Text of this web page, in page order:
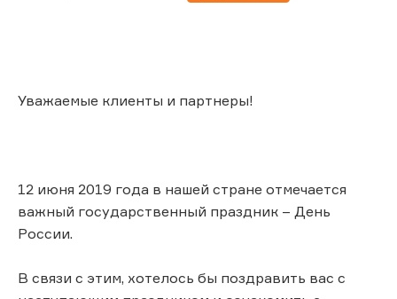
Уважаемые клиенты и партнеры!
12 июня 2019 года в нашей стране отмечается
важный государственный праздник – День
России.
В связи с этим, хотелось бы поздравить вас с